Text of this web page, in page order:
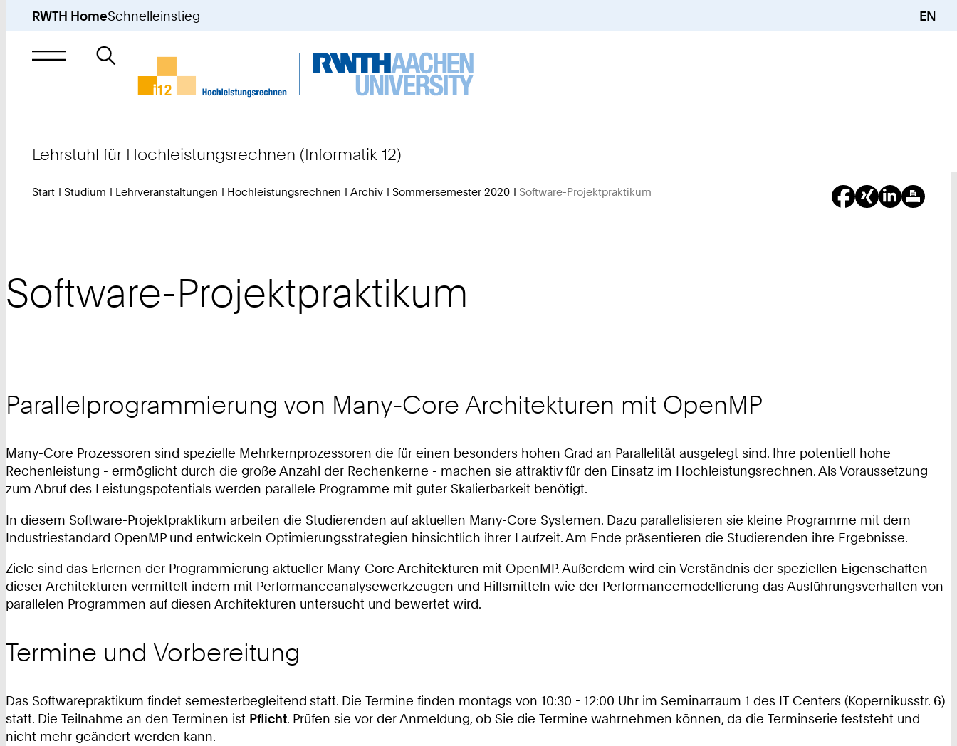
RWTH HomeSchnelleinstieg EN
Suche
nach
Lehrstuhl für Hochleistungsrechnen (Informatik 12)
Start Studium Lehrveranstaltungen Hochleistungsrechnen Archiv Sommersemester 2020 Software-Projektpraktikum
Software-Projektpraktikum
Parallelprogrammierung von Many-Core Architekturen mit OpenMP
Many-Core Prozessoren sind spezielle Mehrkernprozessoren die für einen besonders hohen Grad an Parallelität ausgelegt sind. Ihre potentiell hohe
Rechenleistung - ermöglicht durch die große Anzahl der Rechenkerne - machen sie attraktiv für den Einsatz im Hochleistungsrechnen. Als Voraussetzung
zum Abruf des Leistungspotentials werden parallele Programme mit guter Skalierbarkeit benötigt.
In diesem Software-Projektpraktikum arbeiten die Studierenden auf aktuellen Many-Core Systemen. Dazu parallelisieren sie kleine Programme mit dem
Industriestandard OpenMP und entwickeln Optimierungsstrategien hinsichtlich ihrer Laufzeit. Am Ende präsentieren die Studierenden ihre Ergebnisse.
Ziele sind das Erlernen der Programmierung aktueller Many-Core Architekturen mit OpenMP. Außerdem wird ein Verständnis der speziellen Eigenschaften
dieser Architekturen vermittelt indem mit Performanceanalysewerkzeugen und Hilfsmitteln wie der Performancemodellierung das Ausführungsverhalten von
parallelen Programmen auf diesen Architekturen untersucht und bewertet wird.
Termine und Vorbereitung
Das Softwarepraktikum findet semesterbegleitend statt. Die Termine finden montags von 10:30 - 12:00 Uhr im Seminarraum 1 des IT Centers (Kopernikusstr. 6)
statt. Die Teilnahme an den Terminen ist Pflicht. Prüfen sie vor der Anmeldung, ob Sie die Termine wahrnehmen können, da die Terminserie feststeht und
nicht mehr geändert werden kann.